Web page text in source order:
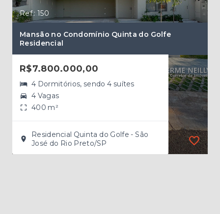
Ref.: 150
Mansão no Condomínio Quinta do Golfe
Residencial
R$7.800.000,00
4 Dormitórios, sendo 4 suítes
4 Vagas
400 m²
Residencial Quinta do Golfe - São
José do Rio Preto/SP